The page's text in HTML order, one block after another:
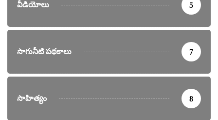
వీడియోలు 5
సాగునీటి పథకాలు 7
సాహిత్యం 8